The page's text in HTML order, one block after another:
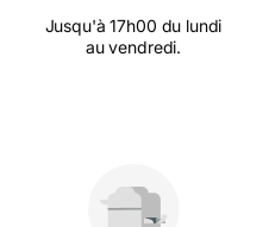
Jusqu'à 17h00 du lundi
au vendredi.